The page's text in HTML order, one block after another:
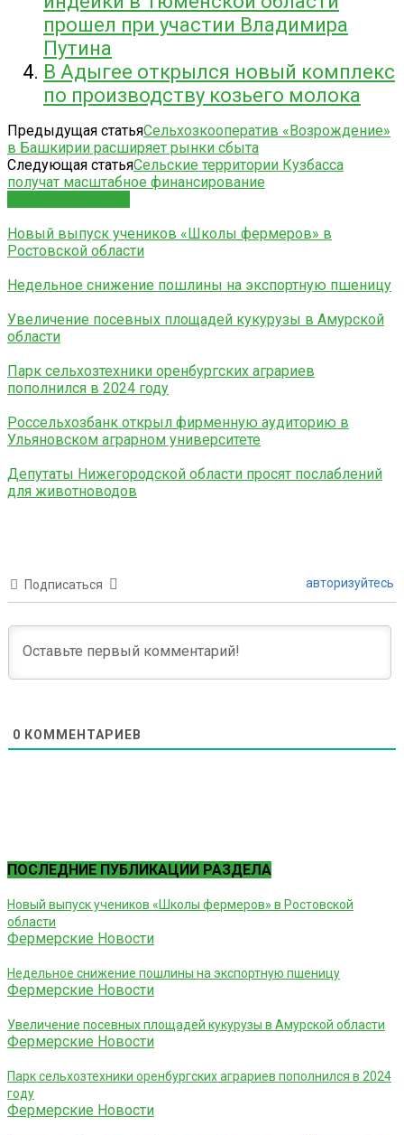
прошел при участии Владимира
Путина
В Адыгее открылся новый комплекс
по производству козьего молока
Предыдущая статьяСельхозкооператив «Возрождение»
в Башкирии расширяет рынки сбыта
Следующая статьяСельские территории Кузбасса
получат масштабное финансирование
Новый выпуск учеников «Школы фермеров» в
Ростовской области
Недельное снижение пошлины на экспортную пшеницу
Увеличение посевных площадей кукурузы в Амурской
области
Парк сельхозтехники оренбургских аграриев
пополнился в 2024 году
Россельхозбанк открыл фирменную аудиторию в
Ульяновском аграрном университете
Депутаты Нижегородской области просят послаблений
для животноводов
Подписаться авторизуйтесь
0 КОММЕНТАРИЕВ
ПОСЛЕДНИЕ ПУБЛИКАЦИИ РАЗДЕЛА
Новый выпуск учеников «Школы фермеров» в Ростовской
области
Фермерские Новости
Недельное снижение пошлины на экспортную пшеницу
Фермерские Новости
Увеличение посевных площадей кукурузы в Амурской области
Фермерские Новости
Парк сельхозтехники оренбургских аграриев пополнился в 2024
году
Фермерские Новости